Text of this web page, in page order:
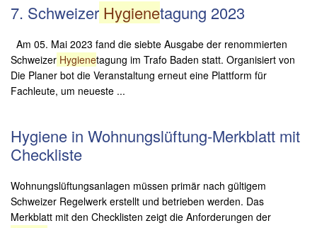
7. Schweizer Hygienetagung 2023
Am 05. Mai 2023 fand die siebte Ausgabe der renommierten
Schweizer Hygienetagung im Trafo Baden statt. Organisiert von
Die Planer bot die Veranstaltung erneut eine Plattform für
Fachleute, um neueste ...
Hygiene in Wohnungslüftung-Merkblatt mit
Checkliste
Wohnungslüftungsanlagen müssen primär nach gültigem
Schweizer Regelwerk erstellt und betrieben werden. Das
Merkblatt mit den Checklisten zeigt die Anforderungen der